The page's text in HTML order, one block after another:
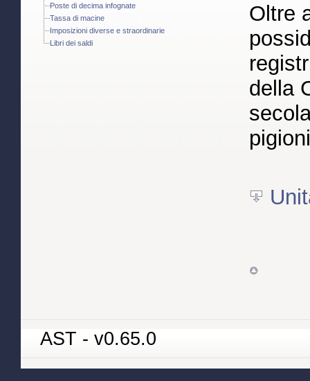
Poste di decima infognate
Tassa di macine
Imposizioni diverse e straordinarie
Libri dei saldi
Oltre
della
AST - v0.65.0